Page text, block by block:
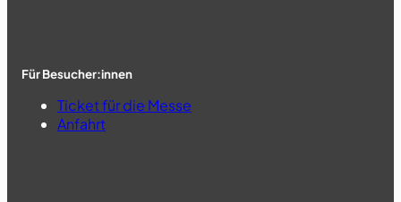
Für Besucher:innen
Ticket für die Messe
Anfahrt